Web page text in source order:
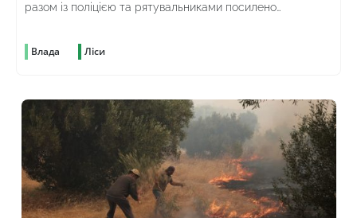
разом із поліцією та рятувальниками посилено
Влада Ліси